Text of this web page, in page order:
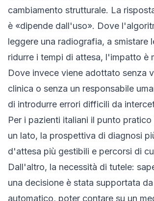
cambiamento strutturale. La
è «dipende dall'uso». Dove
leggere una radiografia, a smistare
ridurre i tempi di attesa, l'impatto è
Dove invece viene adottato senza
clinica o senza un responsabile
di introdurre errori difficili da
Per i pazienti italiani il punto
un lato, la prospettiva di diagnosi
d'attesa più gestibili e percorsi di
Dall'altro, la necessità di tutele:
una decisione è stata supportata
automatico, poter contare su un